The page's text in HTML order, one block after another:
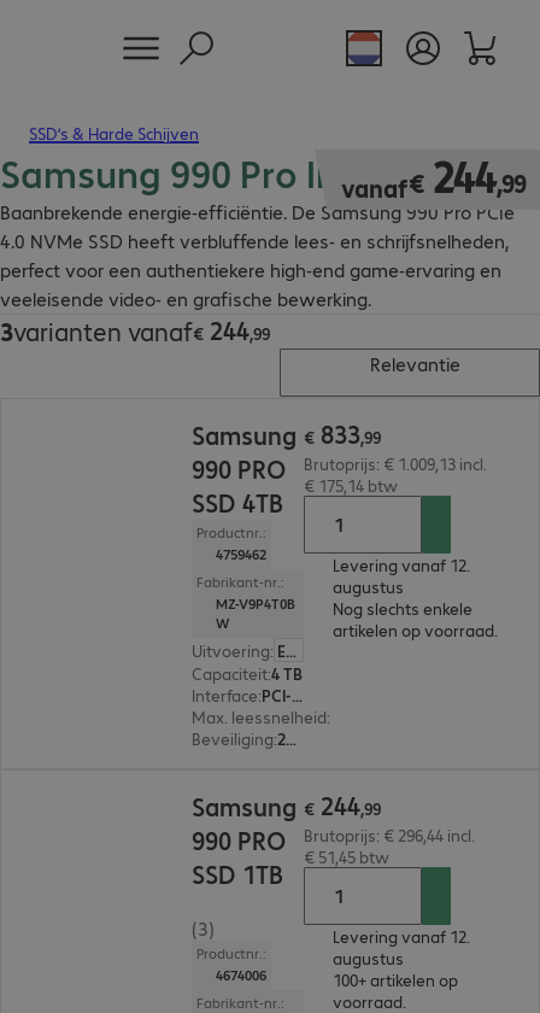
SSD’s & Harde Schijven
Samsung 990 Pro Internal SSD
Baanbrekende energie-efficiëntie. De Samsung 990 Pro PCIe
4.0 NVMe SSD heeft verbluffende lees- en schrijfsnelheden,
perfect voor een authentiekere high-end game-ervaring en
veeleisende video- en grafische bewerking.
vanaf€ 244,99
€ 244,99
3varianten vanaf€ 244,99
€ 244,99
Relevantie
Samsung
990 PRO
SSD 4TB
Productnr.:
4759462
Fabrikant-nr.:
MZ-V9P4T0B
W
Uitvoering: Europa
Capaciteit:4 TB
Interface:
PCI-Express (x4) M.2 2280
Max. leessnelheid:
Beveiliging: 256-bit AES-versleuteling, Self-Encrypting Drive (SED) - TCG OPAL
€ 833,99
Brutoprijs: € 1.009,13 incl.
€ 175,14 btw
Levering vanaf 12.
augustus
Nog slechts enkele
artikelen op voorraad.
Samsung
990 PRO
SSD 1TB
(3)
Productnr.:
4674006
Fabrikant-nr.:
€ 244,99
Brutoprijs: € 296,44 incl.
€ 51,45 btw
Levering vanaf 12.
augustus
100+ artikelen op
voorraad.